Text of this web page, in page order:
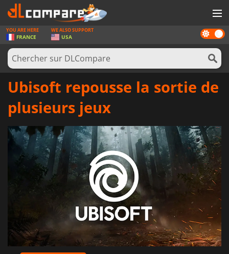
JEUX
CARTES PRÉPAYÉES
LOGICIELS
MATÉRIEL
NEWS
SE CONNECTER OU S'INSCRIRE
Dark
mode
YOU ARE HERE
FRANCE
WE ALSO SUPPORT
USA
Ubisoft repousse la sortie de
plusieurs jeux